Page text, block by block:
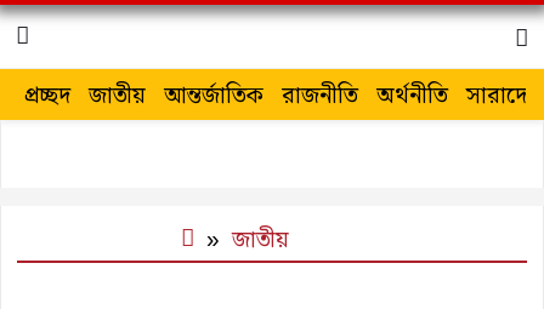
প্রচ্ছদ জাতীয় আন্তর্জাতিক রাজনীতি অর্থনীতি সারাদেশ
জাতীয়